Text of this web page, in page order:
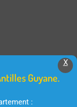
X
Guyane.
: